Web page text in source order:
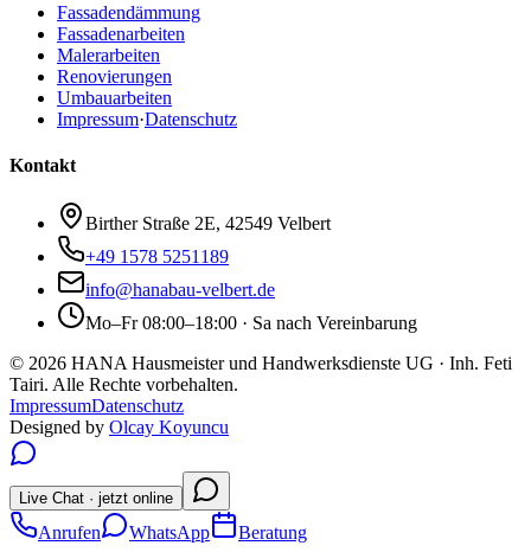
Fassadendämmung
Fassadenarbeiten
Malerarbeiten
Renovierungen
Umbauarbeiten
Impressum·Datenschutz
Kontakt
Birther Straße 2E, 42549 Velbert
+49 1578 5251189
info@hanabau-velbert.de
Mo–Fr 08:00–18:00 · Sa nach Vereinbarung
© 2026 HANA Hausmeister und Handwerksdienste UG · Inh. Feti
Tairi. Alle Rechte vorbehalten.
ImpressumDatenschutz
Designed by Olcay Koyuncu
Live Chat · jetzt online
Anrufen WhatsApp Beratung